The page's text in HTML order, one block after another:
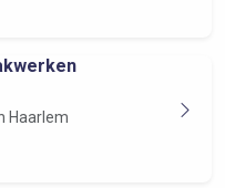
Haarlem